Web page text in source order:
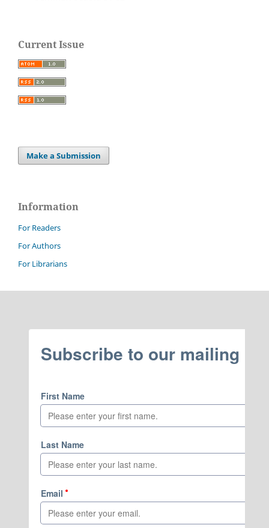
Current Issue
Make a Submission
Information
For Readers
For Authors
For Librarians